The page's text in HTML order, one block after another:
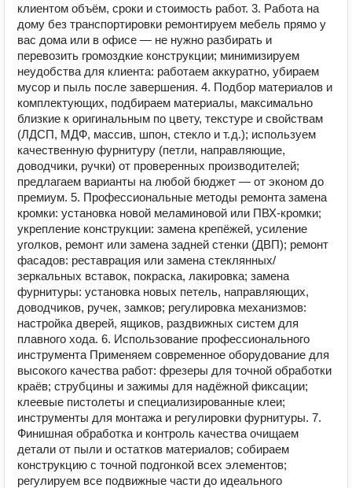
клиентом объём, сроки и стоимость работ. 3. Работа на
дому без транспортировки ремонтируем мебель прямо у
вас дома или в офисе — не нужно разбирать и
перевозить громоздкие конструкции; минимизируем
неудобства для клиента: работаем аккуратно, убираем
мусор и пыль после завершения. 4. Подбор материалов и
комплектующих, подбираем материалы, максимально
близкие к оригинальным по цвету, текстуре и свойствам
(ЛДСП, МДФ, массив, шпон, стекло и т. д.); используем
качественную фурнитуру (петли, направляющие,
доводчики, ручки) от проверенных производителей;
предлагаем варианты на любой бюджет — от эконом до
премиум. 5. Профессиональные методы ремонта замена
кромки: установка новой меламиновой или ПВХ‑кромки;
укрепление конструкции: замена крепёжей, усиление
уголков, ремонт или замена задней стенки (ДВП); ремонт
фасадов: реставрация или замена стеклянных/
зеркальных вставок, покраска, лакировка; замена
фурнитуры: установка новых петель, направляющих,
доводчиков, ручек, замков; регулировка механизмов:
настройка дверей, ящиков, раздвижных систем для
плавного хода. 6. Использование профессионального
инструмента Применяем современное оборудование для
высокого качества работ: фрезеры для точной обработки
краёв; струбцины и зажимы для надёжной фиксации;
клеевые пистолеты и специализированные клеи;
инструменты для монтажа и регулировки фурнитуры. 7.
Финишная обработка и контроль качества очищаем
детали от пыли и остатков материалов; собираем
конструкцию с точной подгонкой всех элементов;
регулируем все подвижные части до идеального